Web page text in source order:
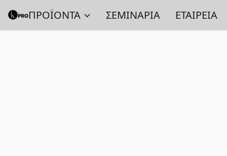
ΠΡΟΪΟΝΤΑ ΣΕΜΙΝΑΡΙΑ ΕΤΑΙΡΕΙΑ